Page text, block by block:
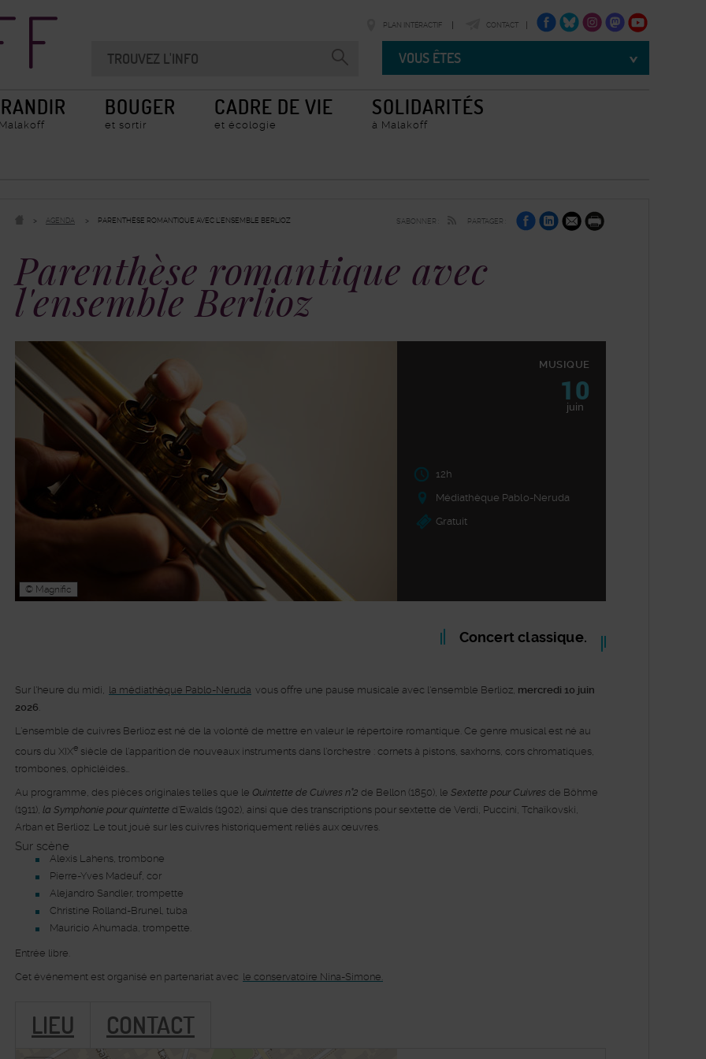
PLAN INTÉRACTIF CONTACT
FACEBOOKTWITTERINSTAGRAMTWITTERYOUTUBE
Vous
VOUS ÊTES
BOUGER
et sortir
CADRE DE VIE
et écologie
SOLIDARITÉS
à Malakoff
AGENDA PARENTHÈSE ROMANTIQUE AVEC L'ENSEMBLE BERLIOZ S'ABONNER : PARTAGER :
sur
Facebook
sur
Linkedin
par
e-
mail
Imprimer
Parenthèse romantique avec
l'ensemble Berlioz
© Magnific
MUSIQUE
10
juin
12h
Médiathèque Pablo-Neruda
Gratuit
Concert classique.
Sur l'heure du midi, la médiathèque Pablo-Neruda vous offre une pause musicale avec l'ensemble Berlioz, mercredi 10 juin
2026.
L’ensemble de cuivres Berlioz est né de la volonté de mettre en valeur le répertoire romantique. Ce genre musical est né au
cours du XIXe siècle de l’apparition de nouveaux instruments dans l’orchestre : cornets à pistons, saxhorns, cors chromatiques,
trombones, ophicléides…
Au programme, des pièces originales telles que le Quintette de Cuivres n°2 de Bellon (1850), le Sextette pour Cuivres de Böhme
(1911), la Symphonie pour quintette d’Ewalds (1902), ainsi que des transcriptions pour sextette de Verdi, Puccini, Tchaïkovski,
Arban et Berlioz. Le tout joué sur les cuivres historiquement reliés aux œuvres.
Sur scène
Alexis Lahens, trombone
Pierre-Yves Madeuf, cor
Alejandro Sandler, trompette
Christine Rolland-Brunel, tuba
Mauricio Ahumada, trompette.
Entrée libre.
Cet événement est organisé en partenariat avec le conservatoire Nina-Simone.
LIEU CONTACT